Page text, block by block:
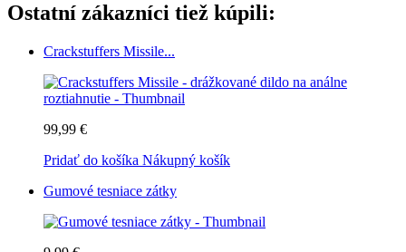
Ostatní zákazníci tiež kúpili:
Crackstuffers Missile...
99,99 €
Pridať do košíka Nákupný košík
Gumové tesniace zátky